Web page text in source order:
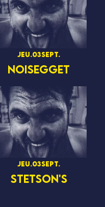
jeu.03sept.
NOISEGGET
jeu.03sept.
STETSON'S